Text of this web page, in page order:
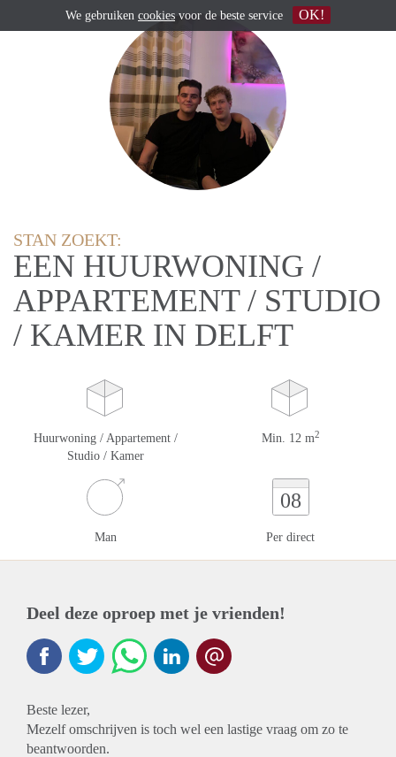
STAN ZOEKT:
EEN HUURWONING /
APPARTEMENT / STUDIO
/ KAMER IN DELFT
Huurwoning / Appartement /
Studio / Kamer
Min. 12 m2
Man
08
Per direct
Deel deze oproep met je vrienden!
Beste lezer,
Mezelf omschrijven is toch wel een lastige vraag om zo te
beantwoorden.
We gebruiken cookies voor de beste service OK!